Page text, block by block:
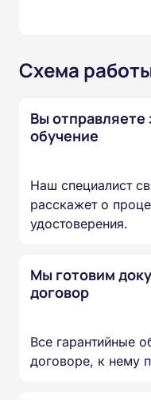
Схема
Вы отправляете
обучение
Наш специалист
расскажет о
удостоверения.
Мы готовим
договор
Все гарантийные
договоре, к нему